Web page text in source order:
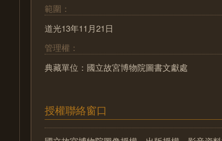
範圍：
道光13年11月21日
管理權：
典藏單位：國立故宮博物院圖書文獻處
授權聯絡窗口